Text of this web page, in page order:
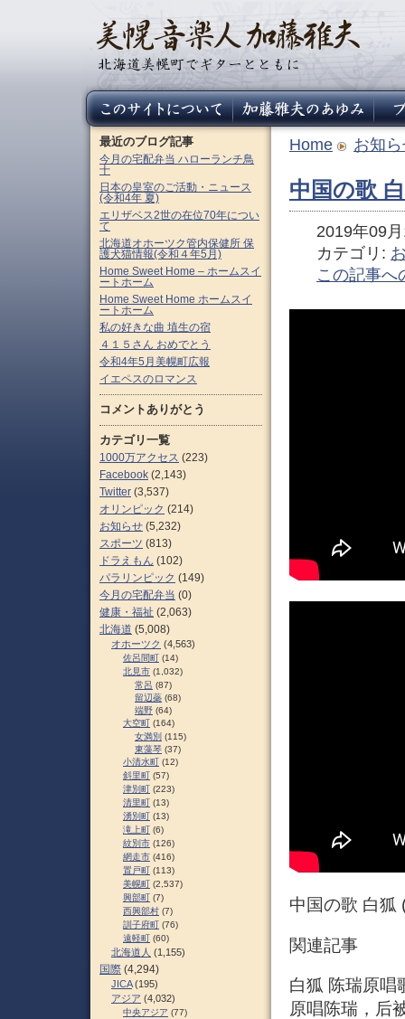
Home お知
中国の歌
2019年09
カテゴリ:
この記事へ
中国の歌 白狐
関連記事
白狐 陈瑞原唱
原唱陈瑞，后
最近のブログ記事
今月の宅配弁当 ハローランチ鳥
十
日本の皇室のご活動・ニュース
(令和4年 夏)
エリザベス2世の在位70年につい
て
北海道オホーツク管内保健所 保
護犬猫情報(令和４年5月)
Home Sweet Home – ホームスイ
ートホーム
Home Sweet Home ホームスイ
ートホーム
私の好きな曲 埴生の宿
４１５さん おめでとう
令和4年5月美幌町広報
イエペスのロマンス
コメントありがとう
カテゴリ一覧
1000万アクセス (223)
Facebook (2,143)
Twitter (3,537)
オリンピック (214)
お知らせ (5,232)
スポーツ (813)
ドラえもん (102)
パラリンピック (149)
今月の宅配弁当 (0)
健康・福祉 (2,063)
北海道 (5,008)
オホーツク (4,563)
佐呂間町 (14)
北見市 (1,032)
常呂 (87)
留辺蘂 (68)
端野 (64)
大空町 (164)
女満別 (115)
東藻琴 (37)
小清水町 (12)
斜里町 (57)
津別町 (223)
清里町 (13)
湧別町 (13)
滝上町 (6)
紋別市 (126)
網走市 (416)
置戸町 (113)
美幌町 (2,537)
興部町 (7)
西興部村 (7)
訓子府町 (76)
遠軽町 (60)
北海道人 (1,155)
国際 (4,294)
JICA(195)
アジア (4,032)
中央アジア (77)